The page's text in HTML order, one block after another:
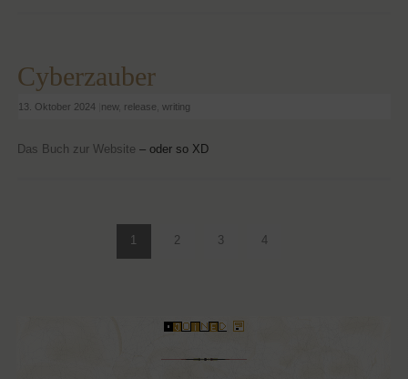
Cyberzauber
13. Oktober 2024 new, release writing
Das Buch zur Website – oder so XD
1 2 3 4